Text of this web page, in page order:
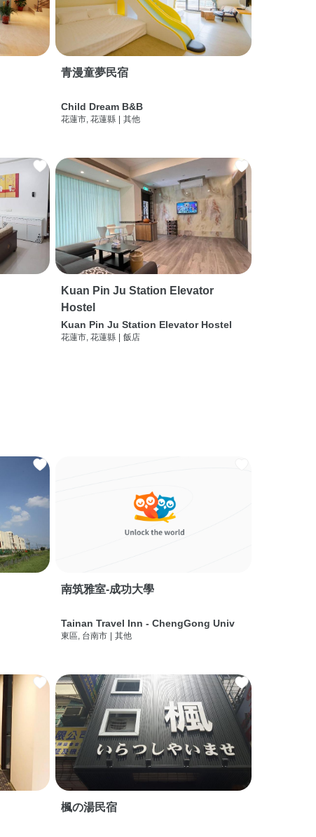
青漫童夢民宿
Child Dream B&B
花蓮市, 花蓮縣 | 其他
Kuan Pin Ju Station Elevator
Hostel
Kuan Pin Ju Station Elevator Hostel
花蓮市, 花蓮縣 飯店
南筑雅室-成功大學
Tainan Travel Inn - ChengGong Univ
東區, 台南市 其他
楓の湯民宿